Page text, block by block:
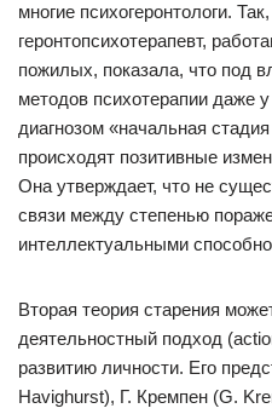
многие психогеронтологи.
геронтопсихотерапевт,
пожилых, показала, что под
методов психотерапии даже
диагнозом «начальная
происходят позитивные
Она утверждает, что не
связи между степенью
интеллектуальными
Вторая теория старения
деятельностный подход
развитию личности. Его
Havighurst), Г. Кремпен (G.